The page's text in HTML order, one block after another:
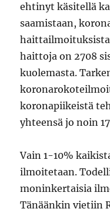
ehtinyt käsitellä
saamistaan,
haittailmoituksista
haittoja on 2708
kuolemasta.
koronapiikeistä
yhteensä jo noin
Vain 1-10%
ilmoitetaan.
moninkertaisia
Tänäänkin vietiin